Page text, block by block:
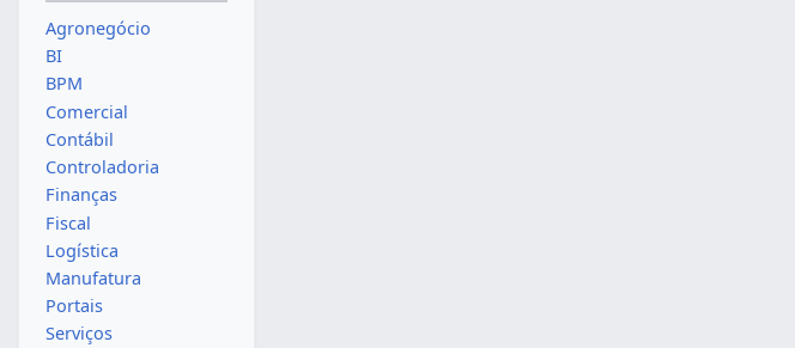
Agronegócio
BI
BPM
Comercial
Contábil
Controladoria
Finanças
Fiscal
Logística
Manufatura
Portais
Serviços